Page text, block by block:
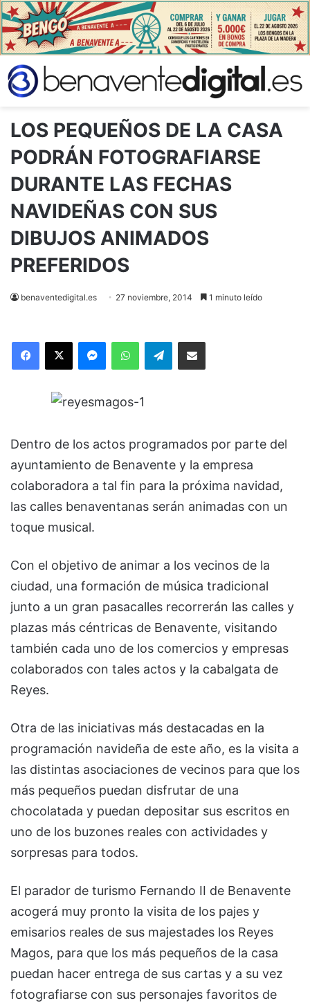
LOS PEQUEÑOS DE LA CASA
PODRÁN FOTOGRAFIARSE
DURANTE LAS FECHAS
NAVIDEÑAS CON SUS
DIBUJOS ANIMADOS
PREFERIDOS
benaventedigital.es 27 noviembre, 2014 1 minuto leído
Telegram
Dentro de los actos programados por parte del
ayuntamiento de Benavente y la empresa
colaboradora a tal fin para la próxima navidad,
las calles benaventanas serán animadas con un
toque musical.
Con el objetivo de animar a los vecinos de la
ciudad, una formación de música tradicional
junto a un gran pasacalles recorrerán las calles y
plazas más céntricas de Benavente, visitando
también cada uno de los comercios y empresas
colaborados con tales actos y la cabalgata de
Reyes.
Otra de las iniciativas más destacadas en la
programación navideña de este año, es la visita a
las distintas asociaciones de vecinos para que los
más pequeños puedan disfrutar de una
chocolatada y puedan depositar sus escritos en
uno de los buzones reales con actividades y
sorpresas para todos.
El parador de turismo Fernando II de Benavente
acogerá muy pronto la visita de los pajes y
emisarios reales de sus majestades los Reyes
Magos, para que los más pequeños de la casa
puedan hacer entrega de sus cartas y a su vez
fotografiarse con sus personajes favoritos de